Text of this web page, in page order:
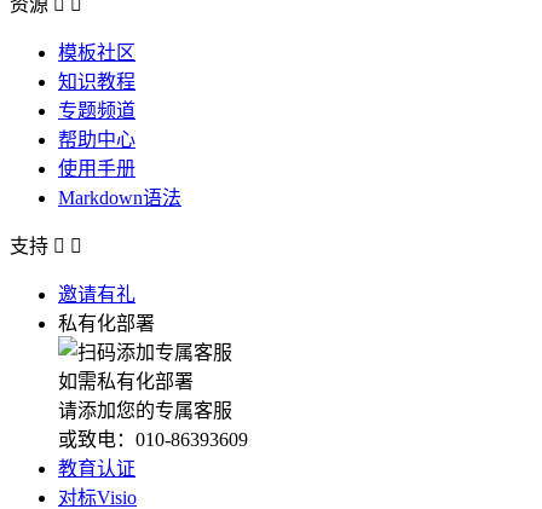
资源  
模板社区
知识教程
专题频道
帮助中心
使用手册
Markdown语法
支持  
邀请有礼
私有化部署
如需私有化部署
请添加您的专属客服
或致电：010-86393609
教育认证
对标Visio